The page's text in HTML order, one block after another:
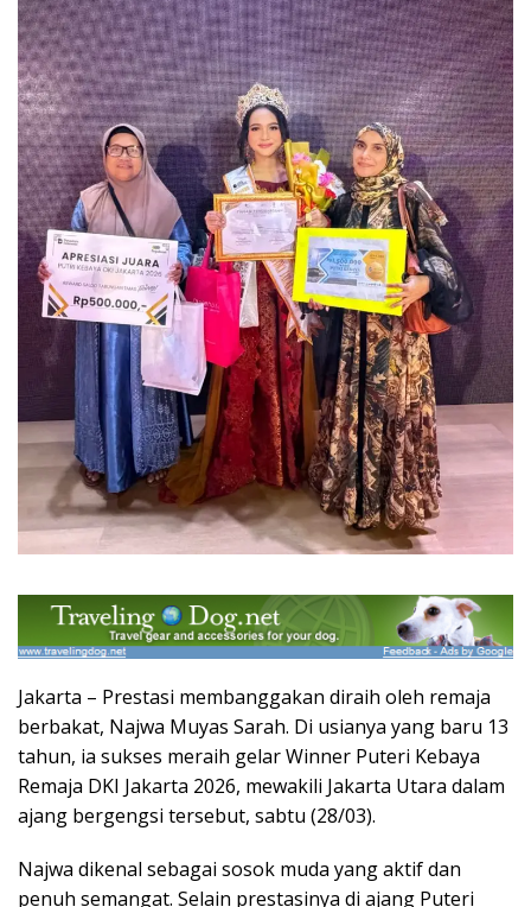
Jakarta – Prestasi membanggakan diraih oleh remaja
berbakat, Najwa Muyas Sarah. Di usianya yang baru 13
tahun, ia sukses meraih gelar Winner Puteri Kebaya
Remaja DKI Jakarta 2026, mewakili Jakarta Utara dalam
ajang bergengsi tersebut, sabtu (28/03).
Najwa dikenal sebagai sosok muda yang aktif dan
penuh semangat. Selain prestasinya di ajang Puteri